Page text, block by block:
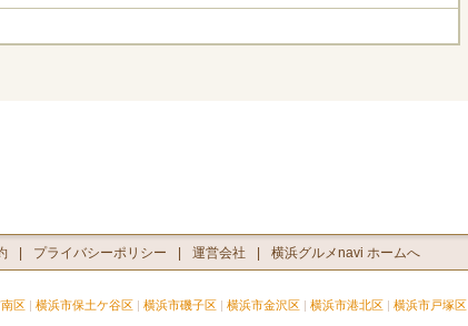
プライバシーポリシー 運営会社 横浜グルメnavi ホームへ
区 横浜市保土ケ谷区 横浜市磯子区 横浜市金沢区 横浜市港北区 横浜市戸塚区